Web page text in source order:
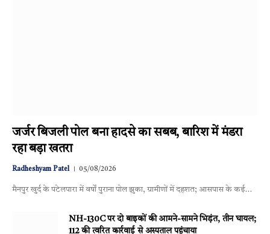
जर्जर बिजली पोल बना हादसे का सबब, बारिश में मंडरा
रहा बड़ा खतरा
Radheshyam Patel 05/08/2026
मैनपुर खुर्द के पटेलपारा में वर्षों पुराना पोल झुका, ग्रामीणों में दहशत; आसपास के कई…
NH-130C पर दो बाइकों की आमने-सामने भिड़ंत, तीन घायल;
112 की त्वरित कार्रवाई से अस्पताल पहुंचाया